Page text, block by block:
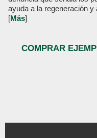
ayuda a la regeneración
[Más]
COMPRAR